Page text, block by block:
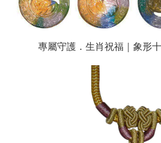
專屬守護．生肖祝福｜象形